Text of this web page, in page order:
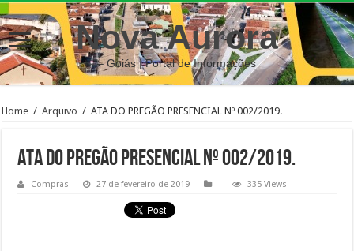
Nova Aurora
– Goiás | Portal de Informações
Home / Arquivo / ATA DO PREGÃO PRESENCIAL Nº 002/2019.
ATA DO PREGÃO PRESENCIAL Nº 002/2019.
Compras 27 de fevereiro de 2019 335 Views